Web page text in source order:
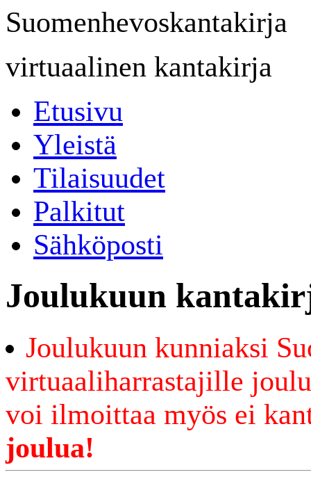
Suomenhevoskantakirja
virtuaalinen kantakirja
Etusivu
Yleistä
Tilaisuudet
Palkitut
Sähköposti
Joulukuun
Joulukuun kunniaksi
virtuaaliharrastajille
voi ilmoittaa myös ei
joulua!